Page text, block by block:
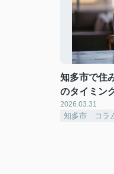
知多市で住
のタイミン
2026.03.31
知多市 コラ